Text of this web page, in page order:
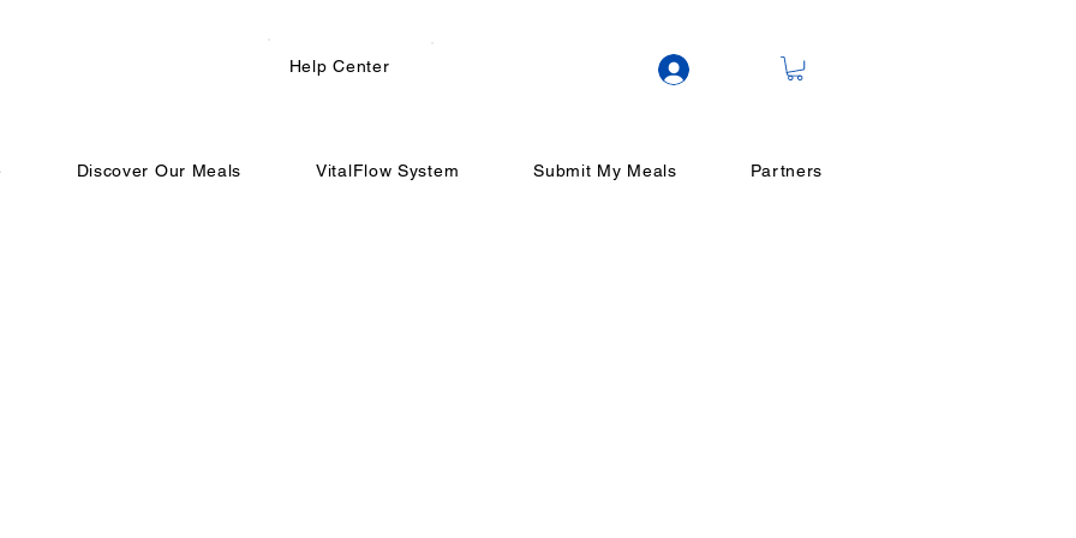
Help Center ログイン
Discover Our Meals VitalFlow System Submit My Meals Partners